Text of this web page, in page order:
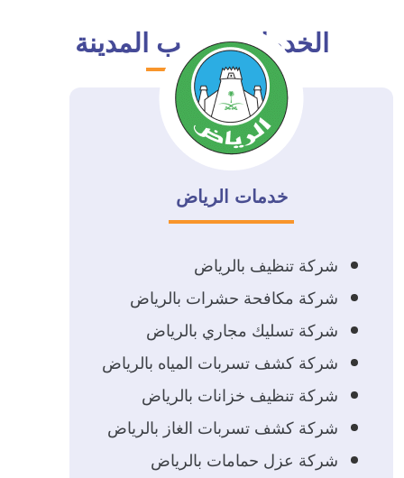
الخدمات بحسب المدينة
خدمات الرياض
شركة تنظيف بالرياض
شركة مكافحة حشرات بالرياض
شركة تسليك مجاري بالرياض
شركة كشف تسربات المياه بالرياض
شركة تنظيف خزانات بالرياض
شركة كشف تسربات الغاز بالرياض
شركة عزل حمامات بالرياض